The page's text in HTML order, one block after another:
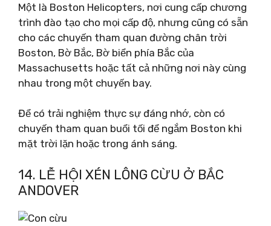
Một là Boston Helicopters, nơi cung cấp chương
trình đào tạo cho mọi cấp độ, nhưng cũng có sẵn
cho các chuyến tham quan đường chân trời
Boston, Bờ Bắc, Bờ biển phía Bắc của
Massachusetts hoặc tất cả những nơi này cùng
nhau trong một chuyến bay.
Để có trải nghiệm thực sự đáng nhớ, còn có
chuyến tham quan buổi tối để ngắm Boston khi
mặt trời lặn hoặc trong ánh sáng.
14. LỄ HỘI XÉN LÔNG CỪU Ở BẮC
ANDOVER